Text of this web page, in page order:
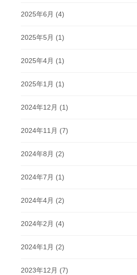
2025年6月 (4)
2025年5月 (1)
2025年4月 (1)
2025年1月 (1)
2024年12月 (1)
2024年11月 (7)
2024年8月 (2)
2024年7月 (1)
2024年4月 (2)
2024年2月 (4)
2024年1月 (2)
2023年12月 (7)